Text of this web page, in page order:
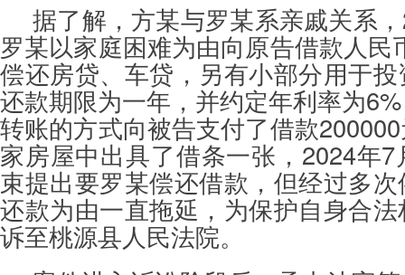
据了解，方某与罗某系亲戚关系
罗某以家庭困难为由向原告借款人民
偿还房贷、车贷，另有小部分用于
还款期限为一年，并约定年利率为
转账的方式向被告支付了借款
家房屋中出具了借条一张，2024年
束提出要罗某偿还借款，但经过多
还款为由一直拖延，为保护自身合
诉至桃源县人民法院。